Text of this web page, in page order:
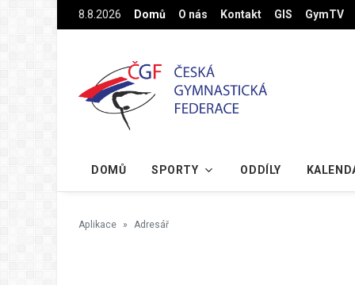
Na hlavní obsah8.8.2026 Domů O nás Kontakt GIS GymTV
DOMŮ SPORTY ODDÍLY
Aplikace Adresář